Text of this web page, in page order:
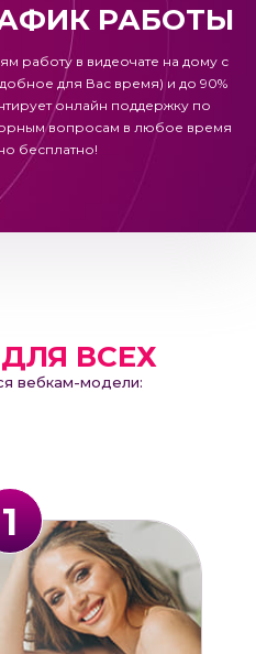
РАБОТЫ
работу в видеочате на дому с
для Вас время) и до 90%
онлайн поддержку по
вопросам в любое время
бесплатно!
ВСЕХ
вебкам-модели:
1